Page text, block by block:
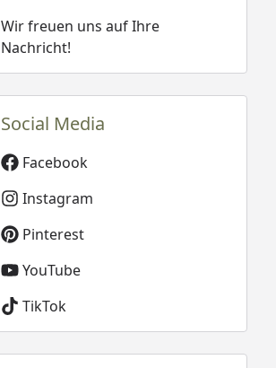
Wir freuen uns auf Ihre
Nachricht!
Social Media
Facebook
Instagram
Pinterest
YouTube
TikTok